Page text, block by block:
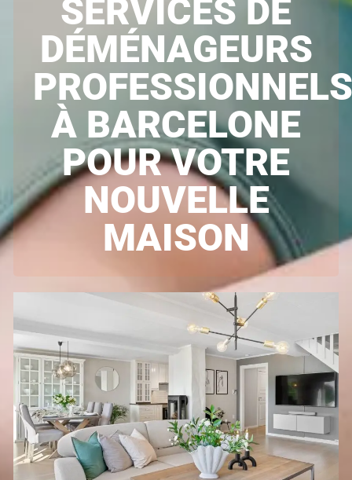
SERVICES DE
DÉMÉNAGEURS
PROFESSIONNELS
À BARCELONE
POUR VOTRE
NOUVELLE
MAISON